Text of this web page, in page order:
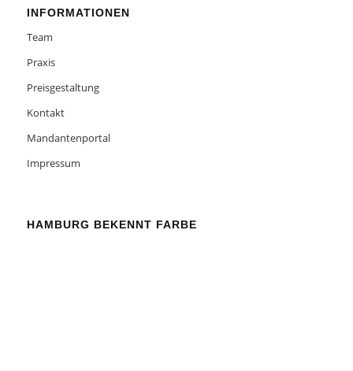
INFORMATIONEN
Team
Praxis
Preisgestaltung
Kontakt
Mandantenportal
Impressum
HAMBURG BEKENNT FARBE